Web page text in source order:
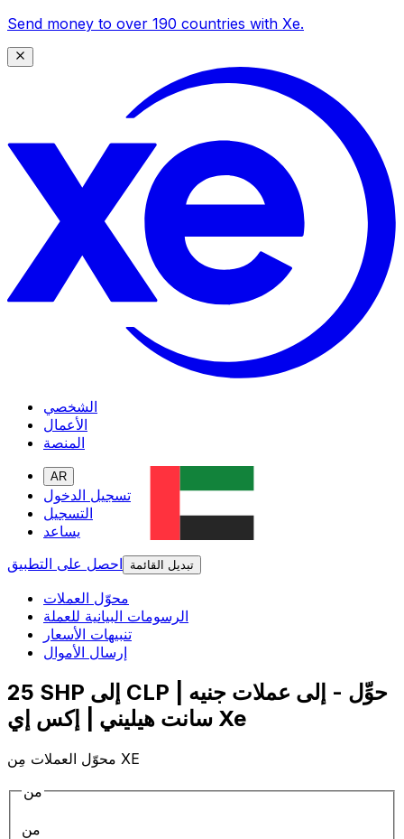
Send money to over 190 countries with Xe.
الشخصي
الأعمال
المنصة
AR
تسجيل الدخول
التسجيل
يساعد
احصل على التطبيق
تبديل القائمة
محوّل العملات
الرسومات البيانية للعملة
تنبيهات الأسعار
إرسال الأموال
25 SHP إلى CLP | حوِّل - إلى عملات جنيه
سانت هيليني | إكس إي Xe
محوّل العملات مِن XE
من
من